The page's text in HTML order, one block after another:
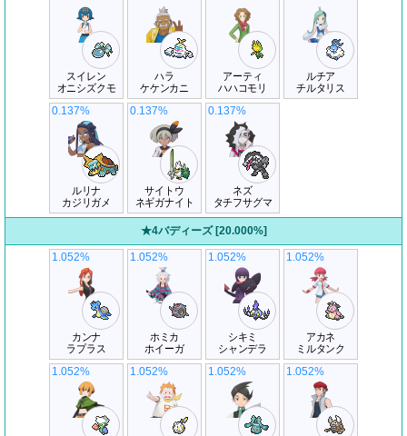
スイレン
オニシズクモ
ハラ
ケケンカニ
アーティ
ハハコモリ
ルチア
チルタリス
ルリナ
カジリガメ
0.137%
サイトウ
ネギガナイト
0.137%
ネズ
タチフサグマ
0.137%
★4バディーズ [20.000%]
カンナ
ラプラス
1.052%
ホミカ
ホイーガ
1.052%
シキミ
シャンデラ
1.052%
アカネ
ミルタンク
1.052%
1.052% 1.052% 1.052% 1.052%